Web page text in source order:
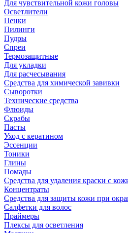
Для чувствительной кожи головы
Осветлители
Пенки
Пилинги
Пудры
Спреи
Термозащитные
Для укладки
Для расчесывания
Средства для химической завивки
Сыворотки
Технические средства
Флюиды
Скрабы
Пасты
Уход с кератином
Эссенции
Тоники
Глины
Помады
Средства для удаления краски с
Концентраты
Средства для защиты кожи при
Салфетки для волос
Праймеры
Плексы для осветления